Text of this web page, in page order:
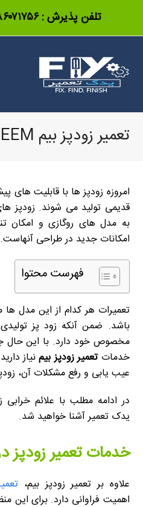
تلفن پذیرش :۸۶۰۷۱۷۵۶-
تعمیر زودپز بیم BEEM
امروزه زودپز ها با قابلیت
قدیمی تولید می شوند. زودپز
به مدل های روگازی و امکان
امکانات جدید در طراحی آنهاست.
فهرست محتوا
تعمیرات هر کدام از این مدل
باشد. ضمن آنکه زود پز
مخصوص خود دارد. با این حال
خدمات تعمیر زودپز بیمنیاز
عیب یابی و رفع مشکلات آن،
در ادامه مطلب با علائم
یدک تعمیر آشنا خواهید شد.
خدمات تعمیر زودپز
علاوه بر تعمیر زودپز بیم،
اهمیت فراوانی دارد. برای این